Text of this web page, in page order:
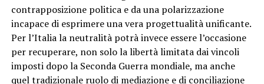
contrapposizione politica e da una polarizzazione
incapace di esprimere una vera progettualità unificante.
Per l’Italia la neutralità potrà invece essere l’occasione
per recuperare, non solo la libertà limitata dai vincoli
imposti dopo la Seconda Guerra mondiale, ma anche
quel tradizionale ruolo di mediazione e di conciliazione